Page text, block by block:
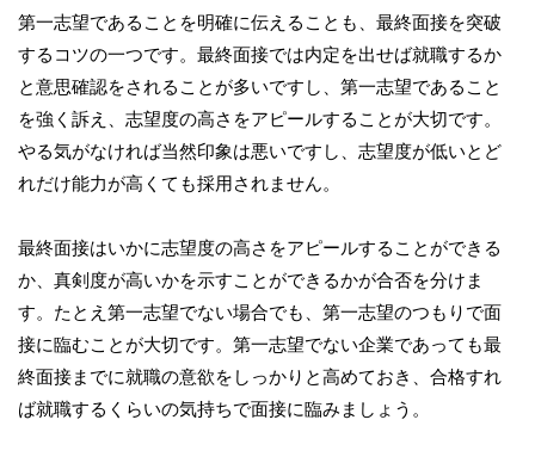
第一志望であることを明確に伝えることも、最終面接を突破
するコツの一つです。最終面接では内定を出せば就職するか
と意思確認をされることが多いですし、第一志望であること
を強く訴え、志望度の高さをアピールすることが大切です。
やる気がなければ当然印象は悪いですし、志望度が低いとど
れだけ能力が高くても採用されません。
最終面接はいかに志望度の高さをアピールすることができる
か、真剣度が高いかを示すことができるかが合否を分けま
す。たとえ第一志望でない場合でも、第一志望のつもりで面
接に臨むことが大切です。第一志望でない企業であっても最
終面接までに就職の意欲をしっかりと高めておき、合格すれ
ば就職するくらいの気持ちで面接に臨みましょう。